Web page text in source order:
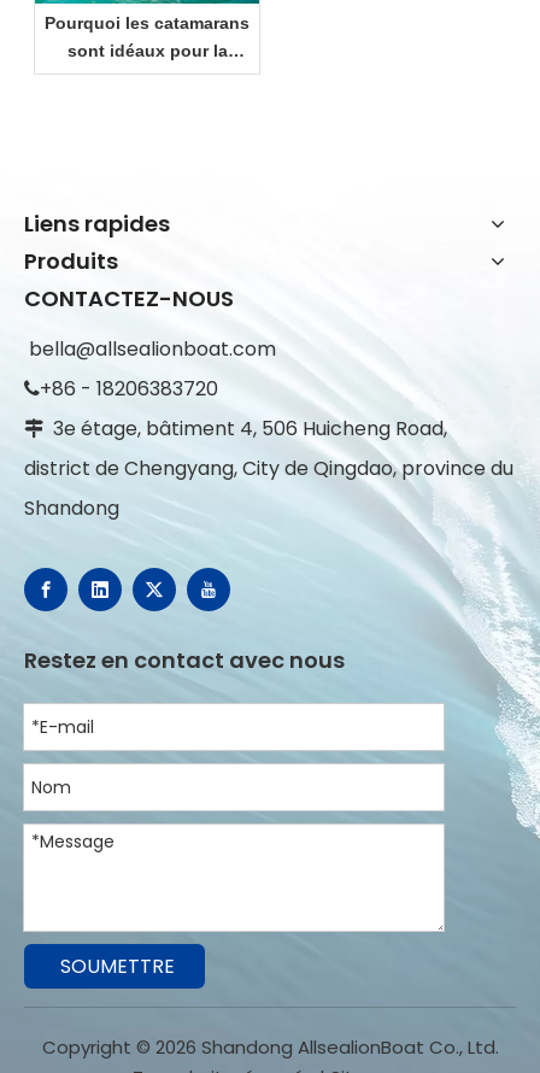
Pourquoi les catamarans
sont idéaux pour la
croisière côtière et les
Liens rapides
Produits
CONTACTEZ-NOUS
bella@allsealionboat.com
+86 - 18206383720
 3e étage, bâtiment 4, 506 Huicheng Road,
district de Chengyang, City de Qingdao, province du
Shandong
Restez en contact avec nous
SOUMETTRE
Copyright © 2026 Shandong AllsealionBoat Co., Ltd.